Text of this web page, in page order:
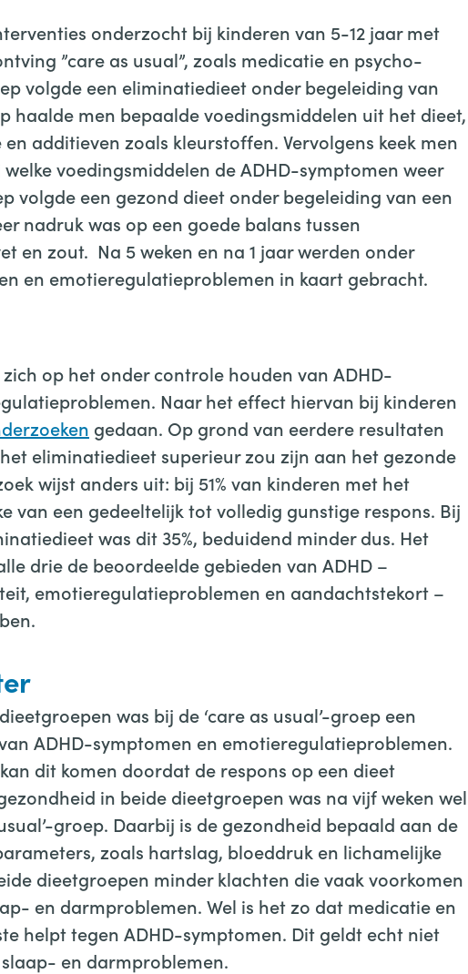
onderzocht bij kinderen van 5-12 jaar met
”care as usual”, zoals medicatie en psycho-
volgde een eliminatiedieet onder begeleiding van
haalde men bepaalde voedingsmiddelen uit het dieet,
additieven zoals kleurstoffen. Vervolgens keek men
voedingsmiddelen de ADHD-symptomen weer
volgde een gezond dieet onder begeleiding van een
nadruk was op een goede balans tussen
en zout. Na 5 weken en na 1 jaar werden onder
en emotieregulatieproblemen in kaart gebracht.
op het onder controle houden van ADHD-
Naar het effect hiervan bij kinderen
gedaan. Op grond van eerdere resultaten
eliminatiedieet superieur zou zijn aan het gezonde
wijst anders uit: bij 51% van kinderen met het
van een gedeeltelijk tot volledig gunstige respons. Bij
was dit 35%, beduidend minder dus. Het
drie de beoordeelde gebieden van ADHD –
emotieregulatieproblemen en aandachtstekort –
was bij de ‘care as usual’-groep een
ADHD-symptomen en emotieregulatieproblemen.
dit komen doordat de respons op een dieet
in beide dieetgroepen was na vijf weken wel
groep. Daarbij is de gezondheid bepaald aan de
zoals hartslag, bloeddruk en lichamelijke
dieetgroepen minder klachten die vaak voorkomen
en darmproblemen. Wel is het zo dat medicatie en
helpt tegen ADHD-symptomen. Dit geldt echt niet
en darmproblemen.